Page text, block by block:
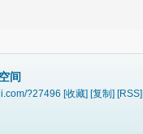
间
?27496 [收藏] [复制] [RSS]